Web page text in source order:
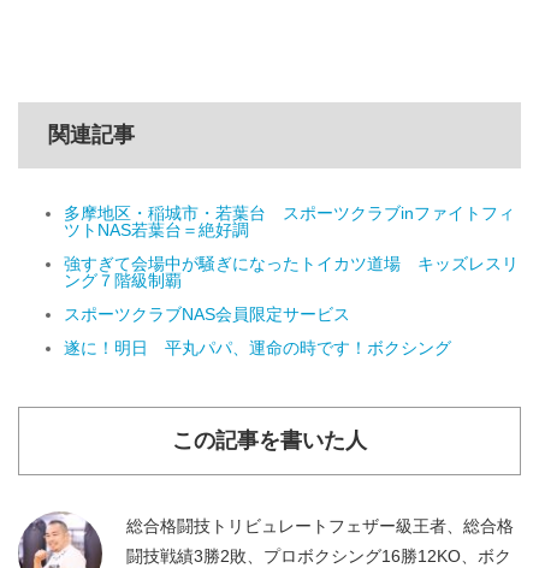
関連記事
多摩地区・稲城市・若葉台 スポーツクラブinファイトフィ
ツトNAS若葉台＝絶好調
強すぎて会場中が騒ぎになったトイカツ道場 キッズレスリ
ング７階級制覇
スポーツクラブNAS会員限定サービス
遂に！明日 平丸パパ、運命の時です！ボクシング
この記事を書いた人
総合格闘技トリビュレートフェザー級王者、総合格
闘技戦績3勝2敗、プロボクシング16勝12KO、ボク